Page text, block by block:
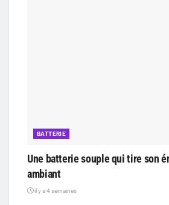
BATTERIE
Une batterie souple qui tire son
ambiant
il y a 4 semaines